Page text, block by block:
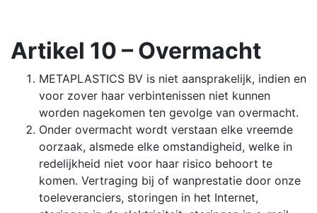
Artikel 10 – Overmacht
METAPLASTICS BV is niet aansprakelijk, indien en
voor zover haar verbintenissen niet kunnen
worden nagekomen ten gevolge van overmacht.
Onder overmacht wordt verstaan elke vreemde
oorzaak, alsmede elke omstandigheid, welke in
redelijkheid niet voor haar risico behoort te
komen. Vertraging bij of wanprestatie door onze
toeleveranciers, storingen in het Internet,